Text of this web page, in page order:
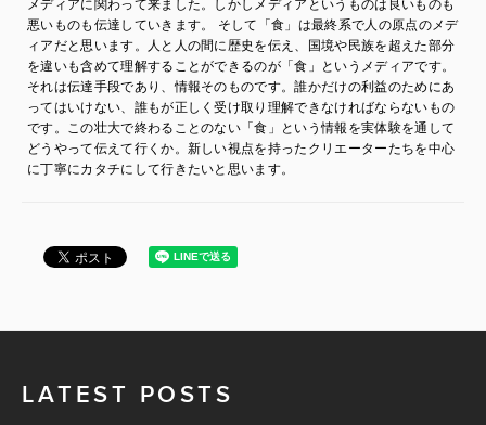
メディアに関わって来ました。しかしメディアというものは良いものも
悪いものも伝達していきます。 そして「食」は最終系で人の原点のメデ
ィアだと思います。人と人の間に歴史を伝え、国境や民族を超えた部分
を違いも含めて理解することができるのが「食」というメディアです。
それは伝達手段であり、情報そのものです。誰かだけの利益のためにあ
ってはいけない、誰もが正しく受け取り理解できなければならないもの
です。この壮大で終わることのない「食」という情報を実体験を通して
どうやって伝えて行くか。新しい視点を持ったクリエーターたちを中心
に丁寧にカタチにして行きたいと思います。
LATEST POSTS